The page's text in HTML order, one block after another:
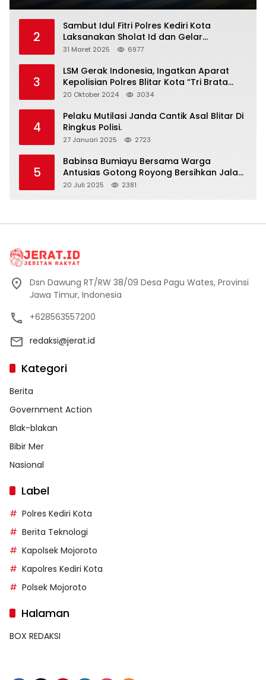
2
Sambut Idul Fitri Polres Kediri Kota
Laksanakan Sholat Id dan Gelar
Halalbihalal
31 Maret 2025 6977
3
LSM Gerak Indonesia, Ingatkan Aparat
Kepolisian Polres Blitar Kota “Tri Brata
Polri” Harus Diamalkan
20 Oktober 2024 3034
4
Pelaku Mutilasi Janda Cantik Asal Blitar Di
Ringkus Polisi.
27 Januari 2025 2723
5
Babinsa Bumiayu Bersama Warga
Antusias Gotong Royong Bersihkan Jalan
Dusun Banaran
20 Juli 2025 2381
Dsn Dawung RT/RW 38/09 Desa Pagu Wates, Provinsi
Jawa Timur, Indonesia
+628563557200
redaksi@jerat.id
Kategori
Berita
Government Action
Blak-blakan
Bibir Mer
Nasional
Label
Polres Kediri Kota
Berita Teknologi
Kapolsek Mojoroto
Kapolres Kediri Kota
Polsek Mojoroto
Halaman
BOX REDAKSI